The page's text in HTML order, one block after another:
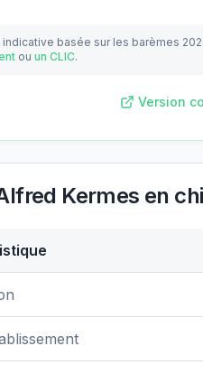
indicative basée sur les barèmes
ou un CLIC.
Version
Kermes en